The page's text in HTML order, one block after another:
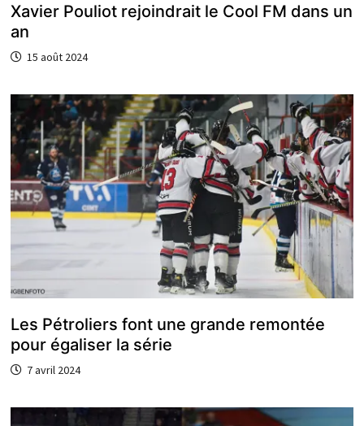
Xavier Pouliot rejoindrait le Cool FM dans un
an
15 août 2024
Les Pétroliers font une grande remontée
pour égaliser la série
7 avril 2024